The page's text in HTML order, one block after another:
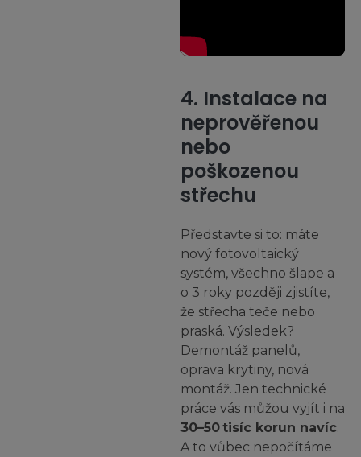
4. Instalace na
neprověřenou
nebo
poškozenou
střechu
Představte si to: máte
nový fotovoltaický
systém, všechno šlape a
o 3 roky později zjistíte,
že střecha teče nebo
praská. Výsledek?
Demontáž panelů,
oprava krytiny, nová
montáž. Jen technické
práce vás můžou vyjít i na
30–50 tisíc korun navíc.
A to vůbec nepočítáme